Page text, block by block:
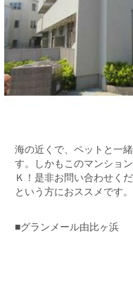
海の近くで、ペットと一
す。しかもこのマンショ
Ｋ！是非お問い合わせく
という方におススメです。
■グランメール由比ヶ浜